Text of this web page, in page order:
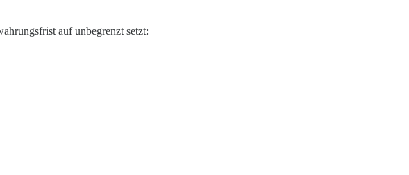
auf unbegrenzt setzt: